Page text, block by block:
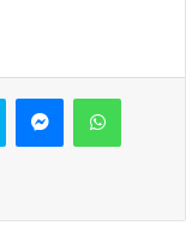
Skype Messenger